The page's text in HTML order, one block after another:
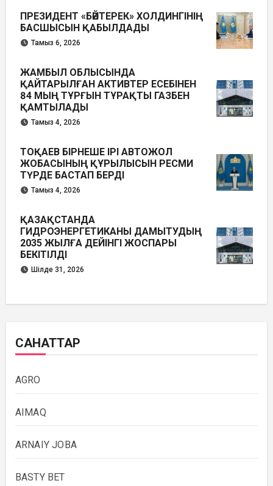
ПРЕЗИДЕНТ «БӘЙТЕРЕК» ХОЛДИНГІНІҢ
БАСШЫСЫН ҚАБЫЛДАДЫ
Тамыз 6, 2026
ЖАМБЫЛ ОБЛЫСЫНДА
ҚАЙТАРЫЛҒАН АКТИВТЕР ЕСЕБІНЕН
84 МЫҢ ТҰРҒЫН ТҰРАҚТЫ ГАЗБЕН
ҚАМТЫЛАДЫ
Тамыз 4, 2026
ТОҚАЕВ БІРНЕШЕ ІРІ АВТОЖОЛ
ЖОБАСЫНЫҢ ҚҰРЫЛЫСЫН РЕСМИ
ТҮРДЕ БАСТАП БЕРДІ
Тамыз 4, 2026
ҚАЗАҚСТАНДА
ГИДРОЭНЕРГЕТИКАНЫ ДАМЫТУДЫҢ
2035 ЖЫЛҒА ДЕЙІНГІ ЖОСПАРЫ
БЕКІТІЛДІ
Шілде 31, 2026
САНАТТАР
AGRO
AIMAQ
ARNAIY JOBA
BASTY BET